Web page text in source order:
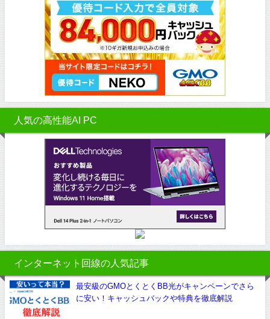
人気の高性能AI PC
インターネット回線の人気記事
最安級のGMOとくとくBB光がキャンペーンでさら
に安い！キャッシュバックや特典を徹底解説